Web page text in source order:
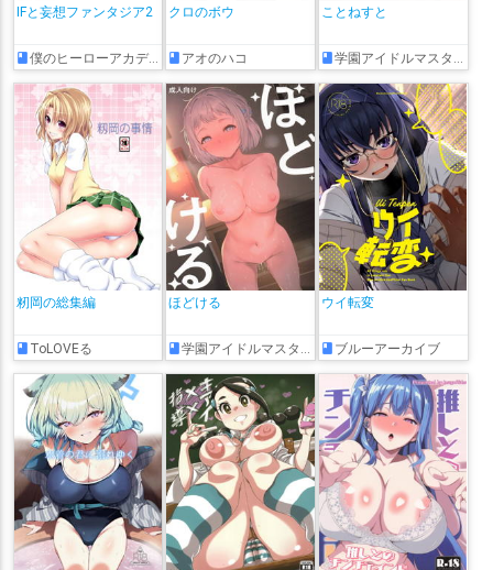
IFと妄想ファンタジア2
僕のヒーローアカデミア
クロのボウ
アオのハコ
ことねすと
学園アイドルマスター
籾岡の総集編
ToLOVEる
ほどける
学園アイドルマスター
ウイ転変
ブルーアーカイブ